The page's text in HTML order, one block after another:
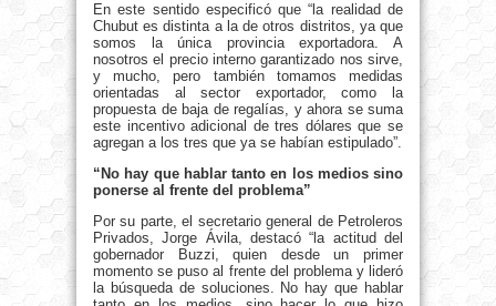
En este sentido especificó que “la realidad de
Chubut es distinta a la de otros distritos, ya que
somos la única provincia exportadora. A
nosotros el precio interno garantizado nos sirve,
y mucho, pero también tomamos medidas
orientadas al sector exportador, como la
propuesta de baja de regalías, y ahora se suma
este incentivo adicional de tres dólares que se
agregan a los tres que ya se habían estipulado”.
“No hay que hablar tanto en los medios sino
ponerse al frente del problema”
Por su parte, el secretario general de Petroleros
Privados, Jorge Ávila, destacó “la actitud del
gobernador Buzzi, quien desde un primer
momento se puso al frente del problema y lideró
la búsqueda de soluciones. No hay que hablar